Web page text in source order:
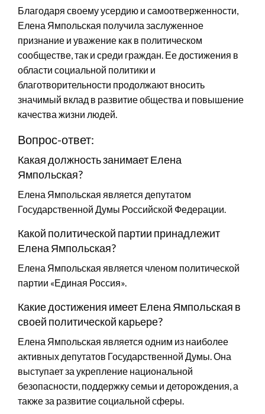
Благодаря своему усердию и самоотверженности,
Елена Ямпольская получила заслуженное
признание и уважение как в политическом
сообществе, так и среди граждан. Ее достижения в
области социальной политики и
благотворительности продолжают вносить
значимый вклад в развитие общества и повышение
качества жизни людей.
Вопрос-ответ:
Какая должность занимает Елена
Ямпольская?
Елена Ямпольская является депутатом
Государственной Думы Российской Федерации.
Какой политической партии принадлежит
Елена Ямпольская?
Елена Ямпольская является членом политической
партии «Единая Россия».
Какие достижения имеет Елена Ямпольская в
своей политической карьере?
Елена Ямпольская является одним из наиболее
активных депутатов Государственной Думы. Она
выступает за укрепление национальной
безопасности, поддержку семьи и деторождения, а
также за развитие социальной сферы.